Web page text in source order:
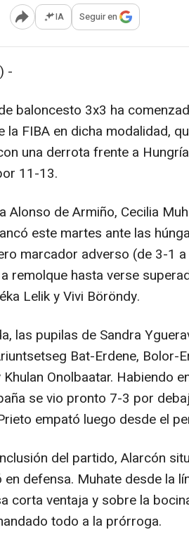
Abrir opciones para compartir
IA Seguir en
-
baloncesto 3x3 ha
FIBA en dicha modalidad,
una derrota frente a
11-13.
Alonso de Armiño, Cecilia
este martes ante las
marcador adverso (de 3-1
remolque hasta verse
Lelik y Vivi Böröndy.
las pupilas de Sandra
Bat-Erdene, Bolor-
Onolbaatar. Habiendo
se vio pronto 7-3 por
empató luego desde el
del partido, Alarcón
defensa. Muhate desde la
corta ventaja y sobre la
todo a la prórroga.